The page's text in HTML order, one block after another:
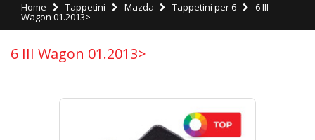
Home Tappetini Mazda Tappetini per 6 6 III
Wagon 01.2013>
6 III Wagon 01.2013>